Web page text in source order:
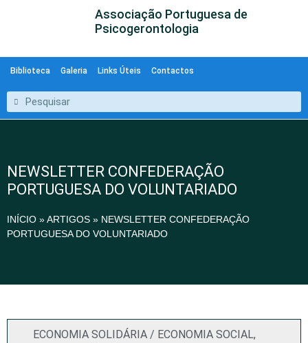
Associação Portuguesa de
Psicogerontologia
Biblioteca Galeria Links Úteis Contactos
NEWSLETTER CONFEDERAÇÃO
PORTUGUESA DO VOLUNTARIADO
INÍCIO »ARTIGOS » NEWSLETTER CONFEDERAÇÃO
PORTUGUESA DO VOLUNTARIADO
ECONOMIA SOLIDÁRIA / ECONOMIA SOCIAL,